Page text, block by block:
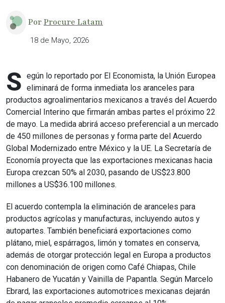
PorProcure Latam
18 de Mayo, 2026
S egún lo reportado por El Economista, la Unión Europea
eliminará de forma inmediata los aranceles para
productos agroalimentarios mexicanos a través del Acuerdo
Comercial Interino que firmarán ambas partes el próximo 22
de mayo. La medida abrirá acceso preferencial a un mercado
de 450 millones de personas y forma parte del Acuerdo
Global Modernizado entre México y la UE. La Secretaría de
Economía proyecta que las exportaciones mexicanas hacia
Europa crezcan 50% al 2030, pasando de US$23.800
millones a US$36.100 millones.
El acuerdo contempla la eliminación de aranceles para
productos agrícolas y manufacturas, incluyendo autos y
autopartes. También beneficiará exportaciones como
plátano, miel, espárragos, limón y tomates en conserva,
además de otorgar protección legal en Europa a productos
con denominación de origen como Café Chiapas, Chile
Habanero de Yucatán y Vainilla de Papantla. Según Marcelo
Ebrard, las exportaciones automotrices mexicanas dejarán